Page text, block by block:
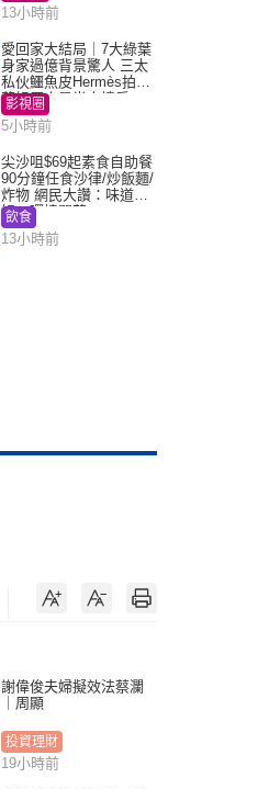
13小時前
愛回家大結局｜7大綠葉
身家過億背景驚人 三太
私伙鱷魚皮Hermès拍劇
蘇姐原來是半山樓后
影視圈
5小時前
尖沙咀$69起素食自助餐
90分鐘任食沙律/炒飯麵/
炸物 網民大讚：味道
好，環境闊落
飲食
13小時前
謝偉俊夫婦擬效法蔡瀾
｜周顯
投資理財
19小時前